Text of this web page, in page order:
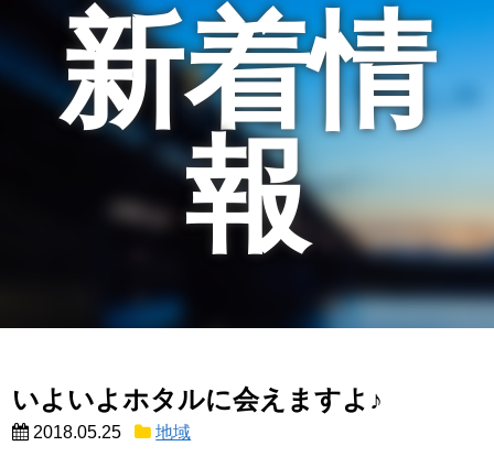
新着情
報
いよいよホタルに会えますよ♪
2018.05.25 地域